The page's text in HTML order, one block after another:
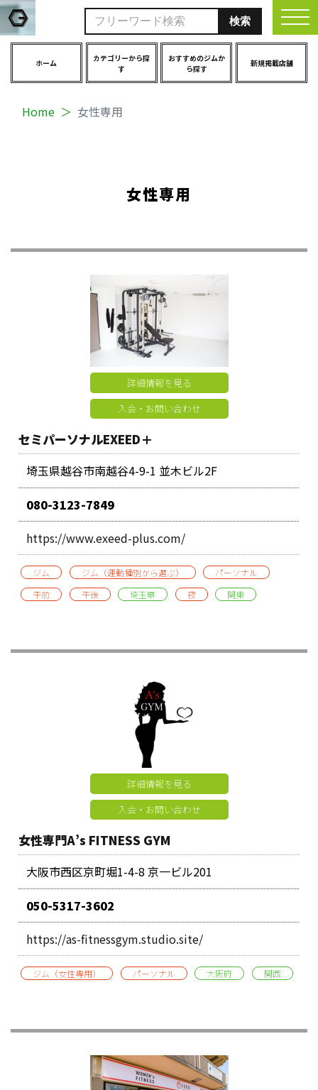
ホーム
カテゴリーから探
す
おすすめのジムか
ら探す
新規掲載店舗
Home 女性専用
女性専用
詳細情報を見る
入会・お問い合わせ
セミパーソナルEXEED＋
埼玉県越谷市南越谷4-9-1 並木ビル2F
080-3123-7849
https://www.exeed-plus.com/
ジム ジム（運動種別から選ぶ）
パーソナル
午前
午後 埼玉県 夜 関東
詳細情報を見る
入会・お問い合わせ
女性専門A’s FITNESS GYM
大阪市西区京町堀1-4-8 京一ビル201
050-5317-3602
https://as-fitnessgym.studio.site/
ジム（女性専用） パーソナル 大阪府 関西